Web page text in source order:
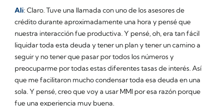
Ali: Claro. Tuve una llamada con uno de los asesores de
crédito durante aproximadamente una hora y pensé que
nuestra interacción fue productiva. Y pensé, oh, era tan fácil
liquidar toda esta deuda y tener un plan y tener un camino a
seguir y no tener que pasar por todos los números y
preocuparme por todas estas diferentes tasas de interés. Así
que me facilitaron mucho condensar toda esa deuda en una
sola. Y pensé, creo que voy a usar MMI por esa razón porque
fue una experiencia muy buena.